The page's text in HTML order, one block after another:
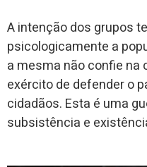
A intenção dos grupos
psicologicamente a
a mesma não confie na
exército de defender o
cidadãos. Esta é uma
subsistência e